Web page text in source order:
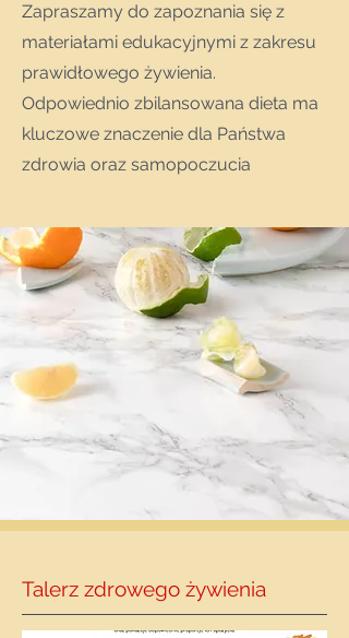
Zapraszamy do zapoznania się z
materiałami edukacyjnymi z zakresu
prawidłowego żywienia.
Odpowiednio zbilansowana dieta ma
kluczowe znaczenie dla Państwa
zdrowia oraz samopoczucia
Talerz zdrowego żywienia